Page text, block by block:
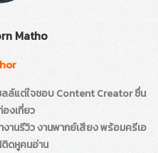
Matho
ลล์แต่ใจชอบ Content Creator ชื่น
งเที่ยว
งานรีวิว งานพากย์เสียง พร้อมครีเอ
ติดหูคนอ่าน